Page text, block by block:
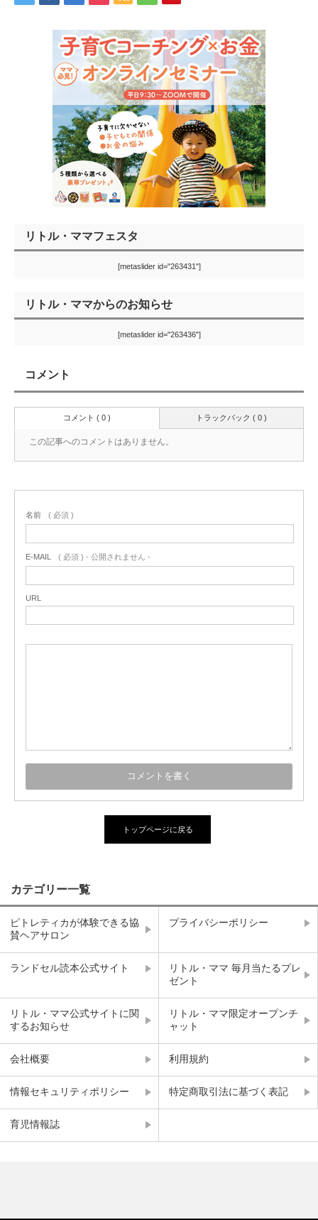
リトル・ママフェスタ
[metaslider id="263431"]
リトル・ママからのお知らせ
[metaslider id="263436"]
コメント
トラックバック ( 0 )
コメント ( 0 )
この記事へのコメントはありません。
名前 ( 必須 )
E-MAIL ( 必須 ) - 公開されません -
URL
トップページに戻る
カテゴリー一覧
ピトレティカが体験できる協
賛ヘアサロン
プライバシーポリシー
ランドセル読本公式サイト
リトル・ママ 毎月当たるプレ
ゼント
リトル・ママ公式サイトに関
するお知らせ
リトル・ママ限定オープンチ
ャット
会社概要 利用規約
情報セキュリティポリシー 特定商取引法に基づく表記
育児情報誌